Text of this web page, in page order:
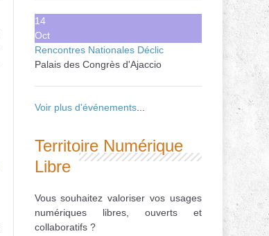
14
Oct
Rencontres Nationales Déclic
Palais des Congrès d'Ajaccio
Voir plus d'événements...
Territoire Numérique
Libre
Vous souhaitez valoriser vos usages
numériques libres, ouverts et
collaboratifs ?